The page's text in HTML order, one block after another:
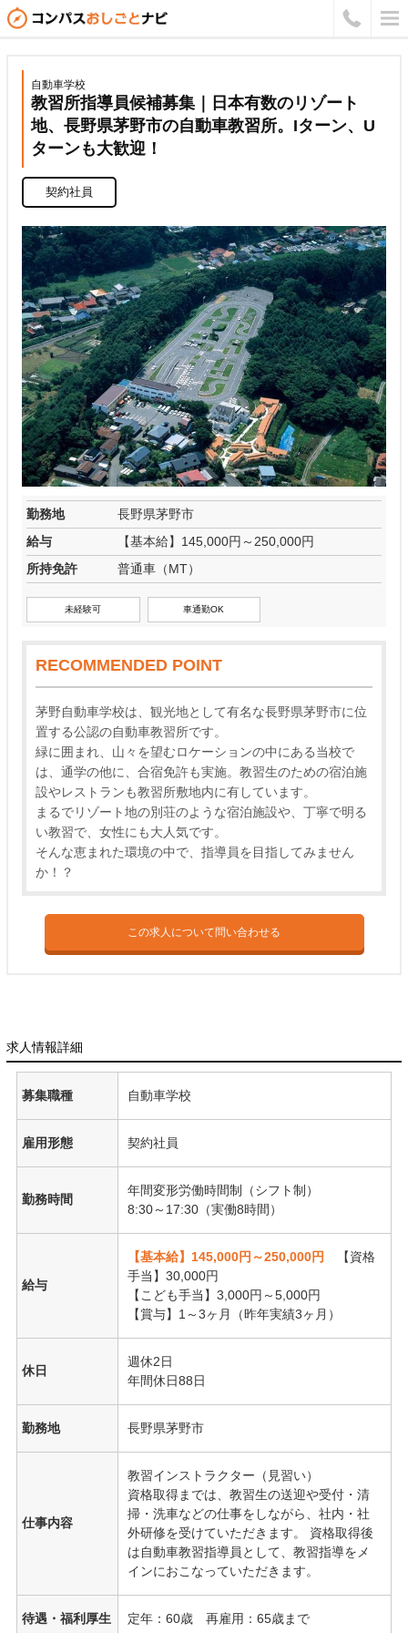
自動車学校
教習所指導員候補募集｜日本有数のリゾート
地、長野県茅野市の自動車教習所。Iターン、U
ターンも大歓迎！
契約社員
勤務地
長野県茅野市
給与
【基本給】145,000円～250,000円
所持免許
普通車（MT）
未経験可 車通勤OK
RECOMMENDED POINT
茅野自動車学校は、観光地として有名な長野県茅野市に位
置する公認の自動車教習所です。
緑に囲まれ、山々を望むロケーションの中にある当校で
は、通学の他に、合宿免許も実施。教習生のための宿泊施
設やレストランも教習所敷地内に有しています。
まるでリゾート地の別荘のような宿泊施設や、丁寧で明る
い教習で、女性にも大人気です。
そんな恵まれた環境の中で、指導員を目指してみません
か！？
この求人について問い合わせる
求人情報詳細
募集職種 自動車学校
雇用形態 契約社員
勤務時間
年間変形労働時間制（シフト制）
8:30～17:30（実働8時間）
給与
【基本給】145,000円～250,000円
【資格
手当】30,000円
【こども手当】3,000円～5,000円
【賞与】1～3ヶ月（昨年実績3ヶ月）
休日
週休2日
年間休日88日
勤務地 長野県茅野市
仕事内容
教習インストラクター（見習い）
資格取得までは、教習生の送迎や受付・清
掃・洗車などの仕事をしながら、社内・社
外研修を受けていただきます。 資格取得後
は自動車教習指導員として、教習指導をメ
インにおこなっていただきます。
待遇・福利厚生 定年：60歳 再雇用：65歳まで